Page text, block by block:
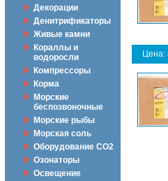
Декорации
Денитрификаторы
Живые камни
Кораллы и
водоросли
Компрессоры
Корма
Морские
беспозвоночные
Морские рыбы
Морская соль
Оборудование CO2
Озонаторы
Освещение
Цена: